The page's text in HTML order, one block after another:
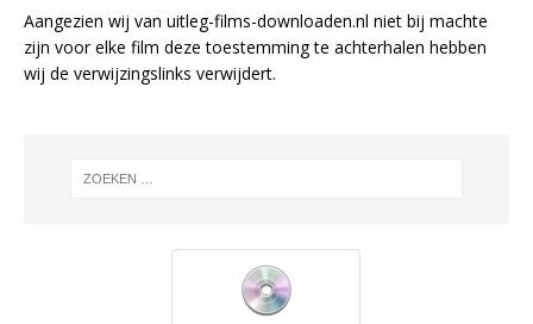
Aangezien wij van uitleg-films-downloaden.nl niet bij machte
zijn voor elke film deze toestemming te achterhalen hebben
wij de verwijzingslinks verwijdert.